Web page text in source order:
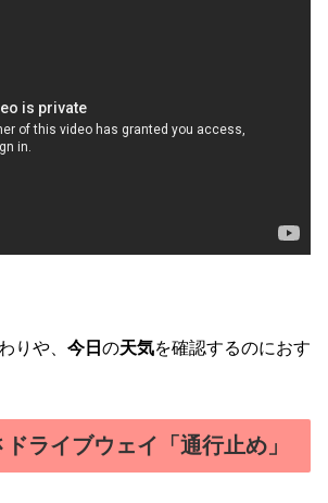
りや、 今日 の天気を確認するのにおす
ライブウェイ「通行止め」